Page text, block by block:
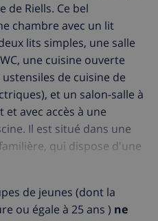
de Riells. Ce bel
chambre avec un lit
lits simples, une salle
une cuisine ouverte
de cuisine de
et un salon-salle à
et avec accès à une
Il est situé dans une
qui dispose d'une
vous détendre et
est très
promenade de la plage
sortes de bars,
de jeunes (dont la
ou égale à 25 ans ) ne